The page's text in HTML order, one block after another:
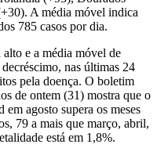
A média móvel indica
785 casos por dia.
e a média móvel de
nas últimas 24
pela doença. O boletim
de ontem (31) mostra que o
agosto supera os meses
79 a mais que março, abril,
está em 1,8%.